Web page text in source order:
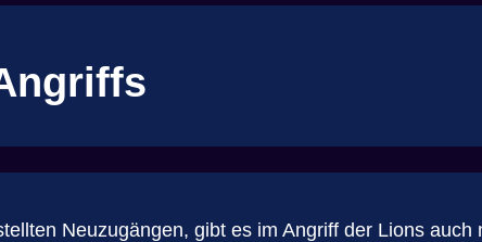
Neuzugängen, gibt es im Angriff der Lions